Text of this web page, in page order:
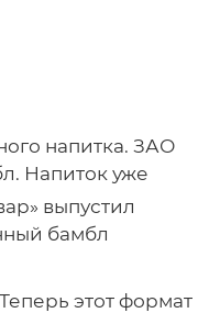
напитка. ЗАО
Напиток уже
этот формат